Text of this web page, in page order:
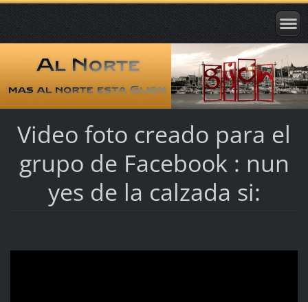
Video foto creado para el
grupo de Facebook : nun
yes de la calzada si: